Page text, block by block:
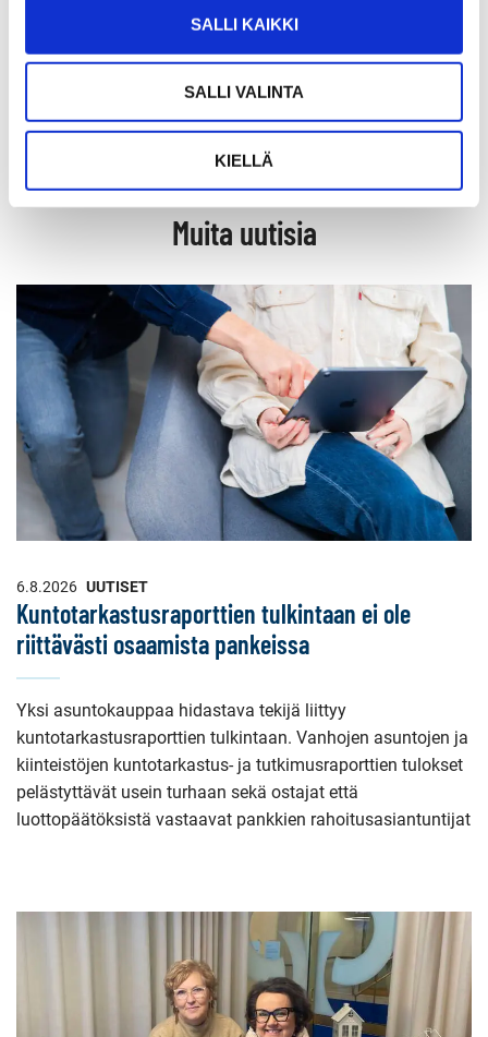
SALLI KAIKKI
SALLI VALINTA
KIELLÄ
Jaa:
Jaa
Jaa
Jaa
Muita uutisia
6.8.2026 UUTISET
Kuntotarkastusraporttien tulkintaan ei ole
riittävästi osaamista pankeissa
Yksi asuntokauppaa hidastava tekijä liittyy
kuntotarkastusraporttien tulkintaan. Vanhojen asuntojen ja
kiinteistöjen kuntotarkastus- ja tutkimusraporttien tulokset
pelästyttävät usein turhaan sekä ostajat että
luottopäätöksistä vastaavat pankkien rahoitusasiantuntijat